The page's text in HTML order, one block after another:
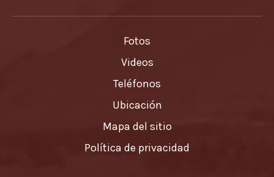
Fotos
Videos
Teléfonos
Ubicación
Mapa del sitio
Política de privacidad